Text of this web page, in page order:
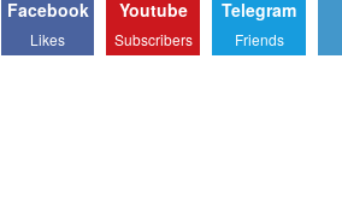
Facebook
Likes
Youtube
Subscribers
Telegram
Friends